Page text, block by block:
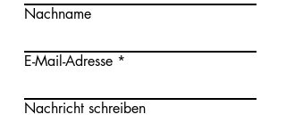
Nachname
E-Mail-Adresse
Nachricht schreiben